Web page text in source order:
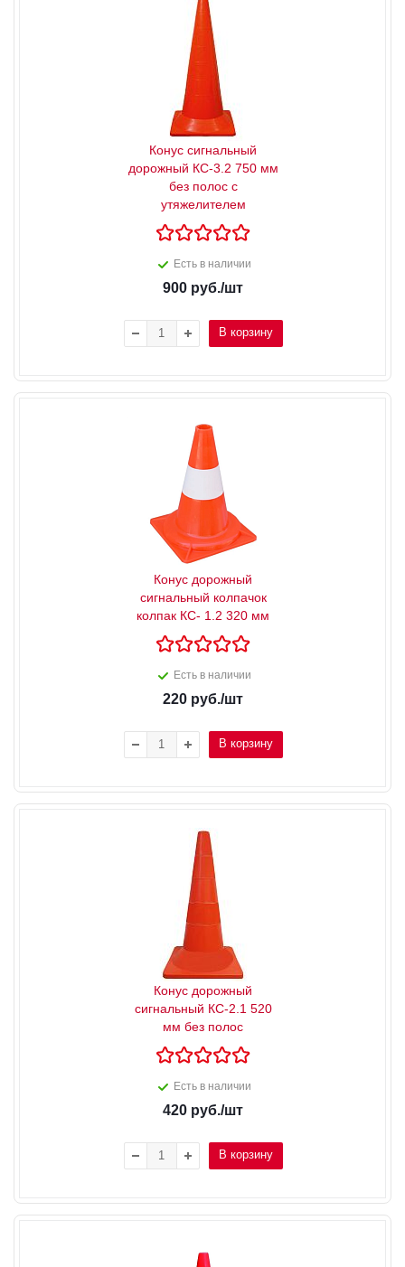
Конус сигнальный
дорожный КС-3.2 750 мм
без полос с
утяжелителем
Есть в наличии
900 руб./шт
В корзину
Конус дорожный
сигнальный колпачок
колпак КС- 1.2 320 мм
Есть в наличии
220 руб./шт
В корзину
Конус дорожный
сигнальный КС-2.1 520
мм без полос
Есть в наличии
420 руб./шт
В корзину